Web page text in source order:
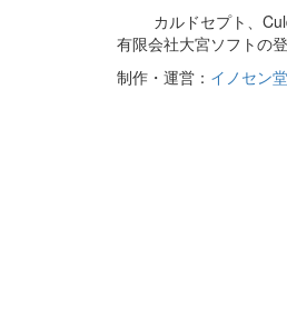
カルドセプト、
有限会社大宮ソフトの
制作・運営： イノセン堂